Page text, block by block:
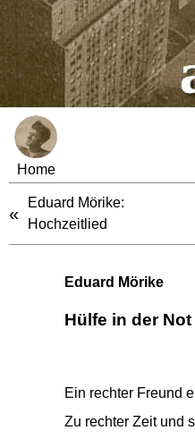
Home
«
Eduard Mörike:
Hochzeitlied
Eduard Mörike
Hülfe in der Not
Ein rechter Freund
Zu rechter Zeit und